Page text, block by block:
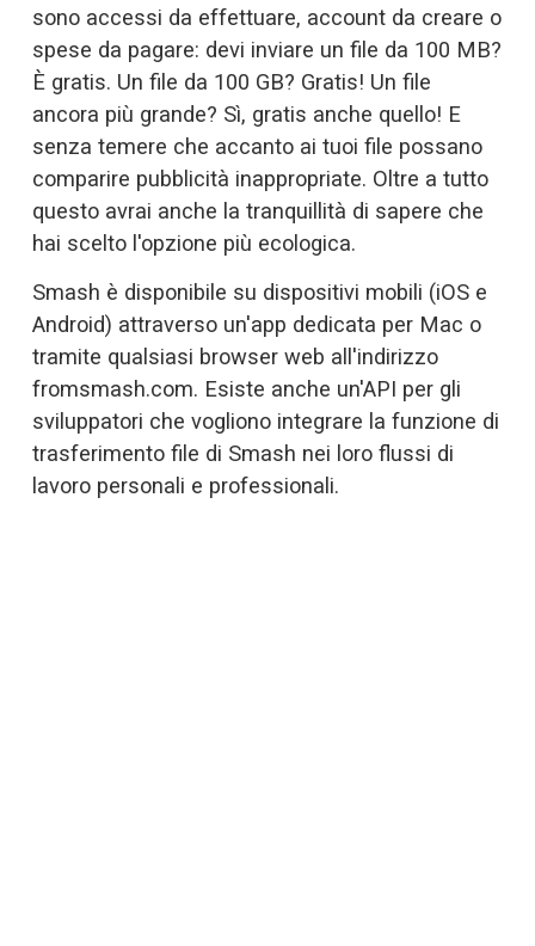
sono accessi da effettuare, account da creare o
spese da pagare: devi inviare un file da 100 MB?
È gratis. Un file da 100 GB? Gratis! Un file
ancora più grande? Sì, gratis anche quello! E
senza temere che accanto ai tuoi file possano
comparire pubblicità inappropriate. Oltre a tutto
questo avrai anche la tranquillità di sapere che
hai scelto l'opzione più ecologica.
Smash è disponibile su dispositivi mobili (iOS e
Android) attraverso un'app dedicata per Mac o
tramite qualsiasi browser web all'indirizzo
fromsmash.com. Esiste anche un'API per gli
sviluppatori che vogliono integrare la funzione di
trasferimento file di Smash nei loro flussi di
lavoro personali e professionali.